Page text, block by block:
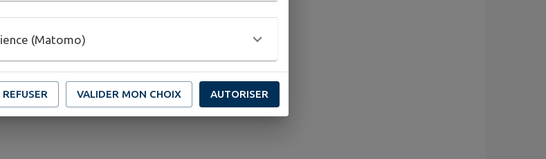
(Matomo)
REFUSER VALIDER MON CHOIX AUTORISER